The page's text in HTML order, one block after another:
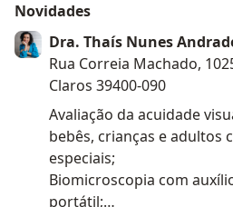
Novidades
Dra. Thaís Nunes
Rua Correia Machado,
Claros 39400-090
Avaliação da acuidade
bebês, crianças e adultos
especiais;
Biomicroscopia com
portátil;